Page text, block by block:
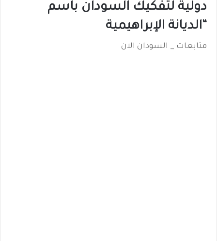
دولية لتفكيك السودان باسم
“الديانة الإبراهيمية
متابعات _ السودان الان